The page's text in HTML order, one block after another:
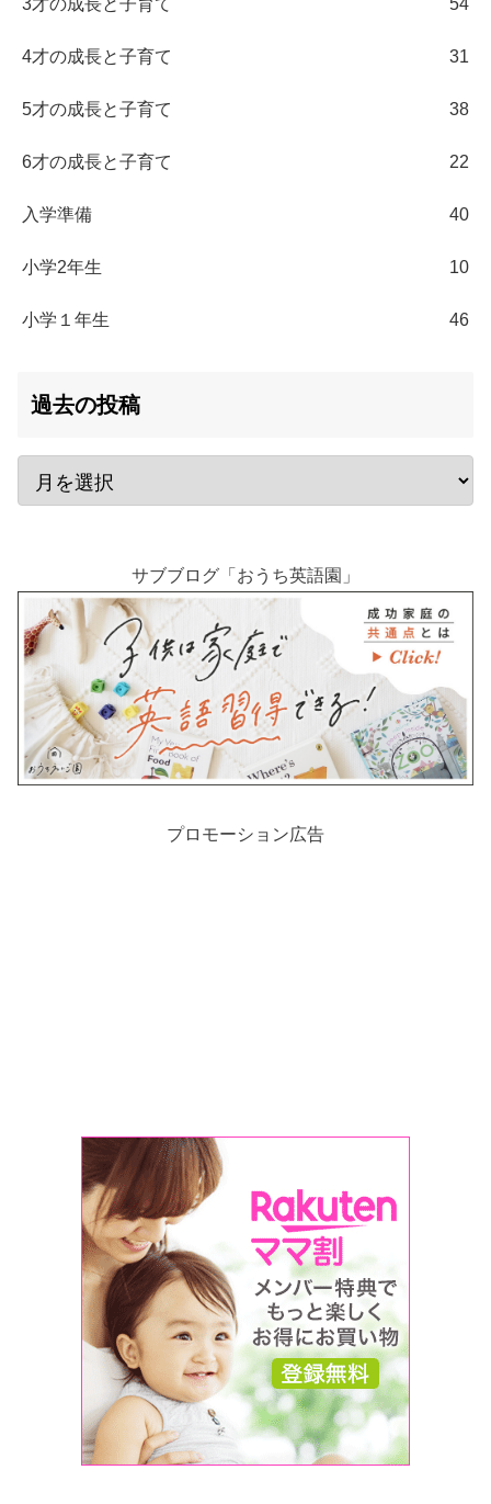
3才の成長と子育て 54
4才の成長と子育て 31
5才の成長と子育て 38
6才の成長と子育て 22
入学準備 40
小学2年生 10
小学１年生 46
過去の投稿
サブブログ「おうち英語園」
プロモーション広告